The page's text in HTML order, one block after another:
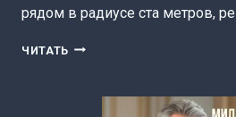
рядом в радиусе ста метров,
ЧИТАТЬ СЛУЧАЙНАЯ
МАЖОРА